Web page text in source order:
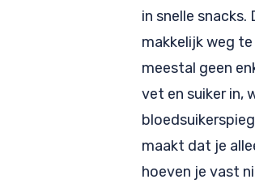
in snelle snacks.
makkelijk weg
meestal geen
vet en suiker in,
maakt dat je
hoeven je vast